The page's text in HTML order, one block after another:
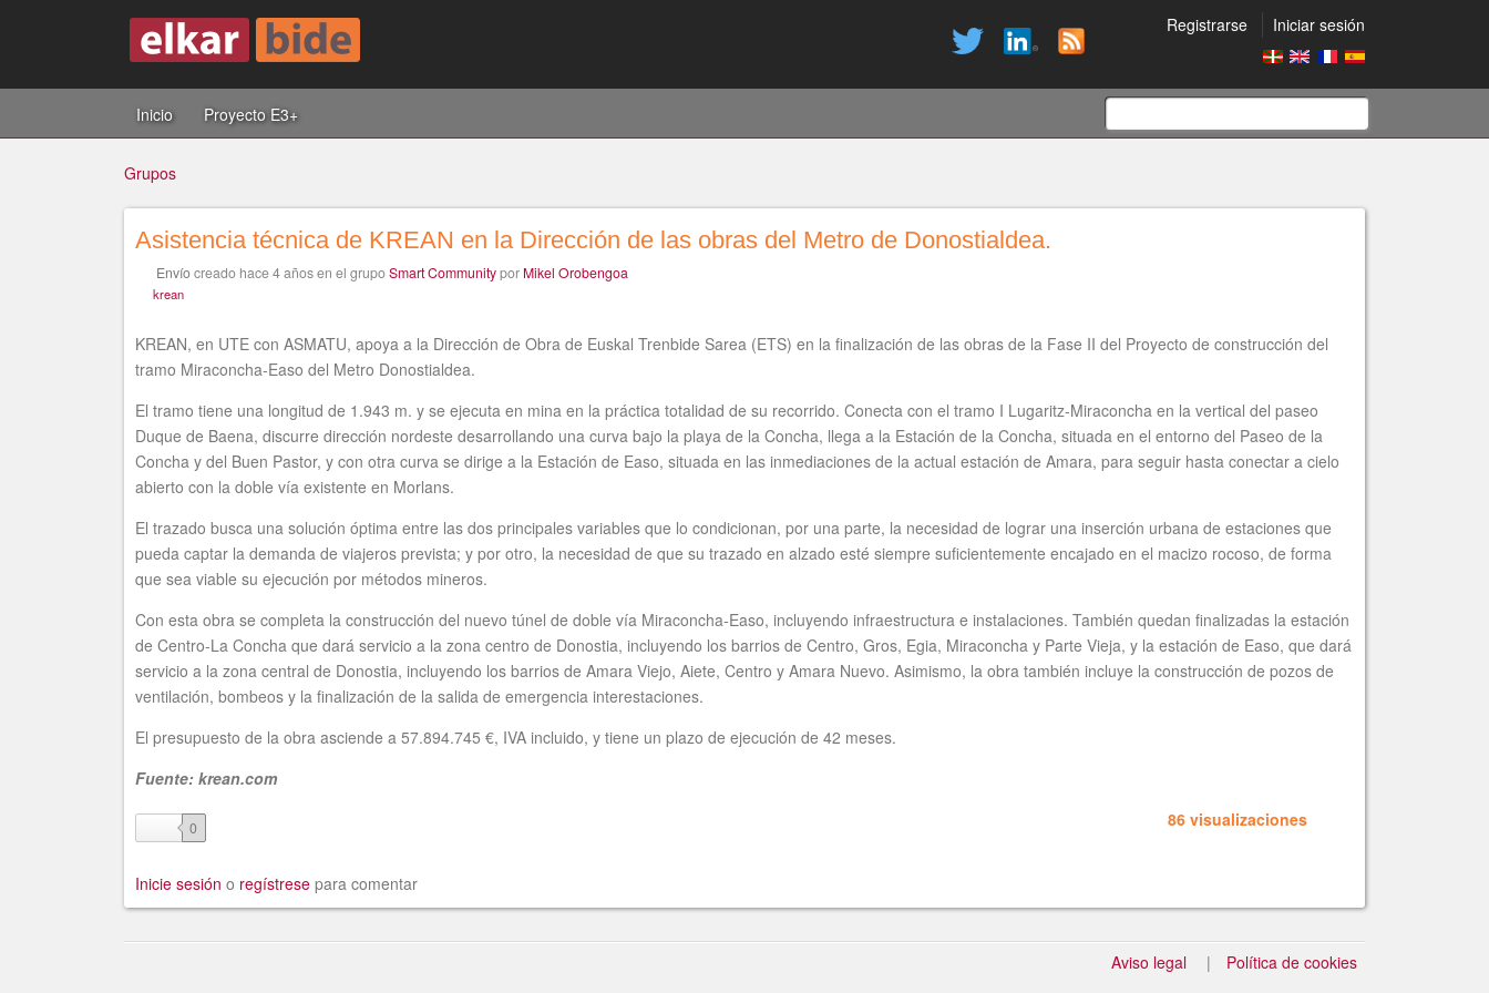
Registrarse Iniciar sesión
Inicio Proyecto E3+
Usted
está
aquí
Grupos
Asistencia técnica de KREAN en la Dirección de las obras del Metro de Donostialdea.
Envíocreado hace 4 añosen el grupoSmart Communitypor Mikel Orobengoa
krean
KREAN, en UTE con ASMATU, apoya a la Dirección de Obra de Euskal Trenbide Sarea (ETS) en la finalización de las obras de la Fase II del Proyecto de construcción del
tramo Miraconcha-Easo del Metro Donostialdea.
El tramo tiene una longitud de 1.943 m. y se ejecuta en mina en la práctica totalidad de su recorrido. Conecta con el tramo I Lugaritz-Miraconcha en la vertical del paseo
Duque de Baena, discurre dirección nordeste desarrollando una curva bajo la playa de la Concha, llega a la Estación de la Concha, situada en el entorno del Paseo de la
Concha y del Buen Pastor, y con otra curva se dirige a la Estación de Easo, situada en las inmediaciones de la actual estación de Amara, para seguir hasta conectar a cielo
abierto con la doble vía existente en Morlans.
El trazado busca una solución óptima entre las dos principales variables que lo condicionan, por una parte, la necesidad de lograr una inserción urbana de estaciones que
pueda captar la demanda de viajeros prevista; y por otro, la necesidad de que su trazado en alzado esté siempre suficientemente encajado en el macizo rocoso, de forma
que sea viable su ejecución por métodos mineros.
Con esta obra se completa la construcción del nuevo túnel de doble vía Miraconcha-Easo, incluyendo infraestructura e instalaciones. También quedan finalizadas la estación
de Centro-La Concha que dará servicio a la zona centro de Donostia, incluyendo los barrios de Centro, Gros, Egia, Miraconcha y Parte Vieja, y la estación de Easo, que dará
servicio a la zona central de Donostia, incluyendo los barrios de Amara Viejo, Aiete, Centro y Amara Nuevo. Asimismo, la obra también incluye la construcción de pozos de
ventilación, bombeos y la finalización de la salida de emergencia interestaciones.
El presupuesto de la obra asciende a 57.894.745 €, IVA incluido, y tiene un plazo de ejecución de 42 meses.
Fuente: krean.com
like0 86 visualizaciones
Inicie sesión o regístrese para comentar
Aviso legal Política de cookies